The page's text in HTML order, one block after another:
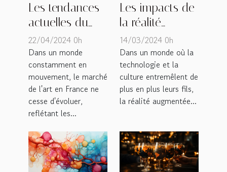
Les tendances
actuelles du
marché de l'art
en France
22/04/2024 0h
Dans un monde
constamment en
mouvement, le marché
de l'art en France ne
cesse d'évoluer,
reflétant les...
Les impacts de
la réalité
augmentée
dans les
musées français
et l'évolution de
l'expérience
14/03/2024 0h
Dans un monde où la
technologie et la
culture entremêlent de
plus en plus leurs fils,
la réalité augmentée...